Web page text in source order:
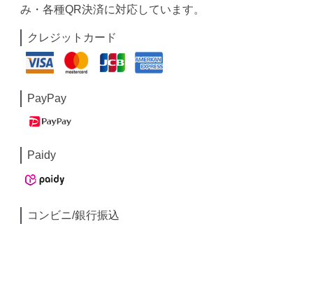
み・各種QR決済に対応しています。
クレジットカード
PayPay
Paidy
コンビニ/銀行振込